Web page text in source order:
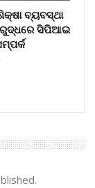
ବ୍ୟବସ୍ଥା
ସିପିଆଇ